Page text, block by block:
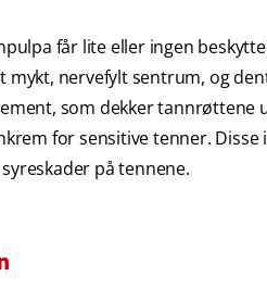
får lite eller ingen
mykt, nervefylt sentrum, og
som dekker tannrøttene
for sensitive tenner.
på tennene.